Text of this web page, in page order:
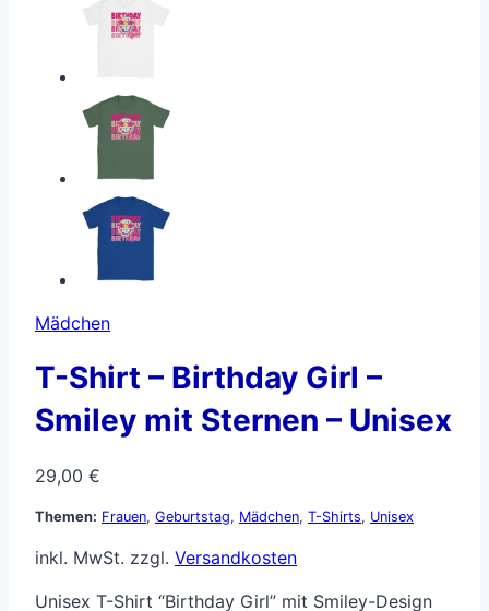
Mädchen
T-Shirt – Birthday Girl –
Smiley mit Sternen – Unisex
29,00 €
Themen: Frauen, Geburtstag, Mädchen, T-Shirts, Unisex
inkl. MwSt. zzgl. Versandkosten
Unisex T-Shirt “Birthday Girl” mit Smiley-Design